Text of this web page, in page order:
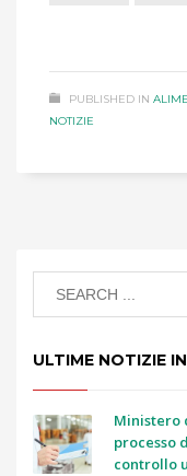
PUBLISHED IN
NOTIZIE
ULTIME NOTIZIE
Ministero
processo
controllo